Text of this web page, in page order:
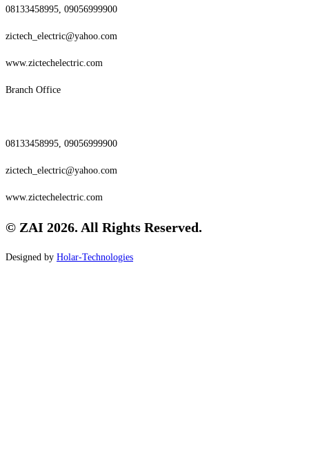
08133458995, 09056999900
zictech_electric@yahoo.com
www.zictechelectric.com
Branch Office
08133458995, 09056999900
zictech_electric@yahoo.com
www.zictechelectric.com
© ZAI 2026. All Rights Reserved.
Designed by Holar-Technologies